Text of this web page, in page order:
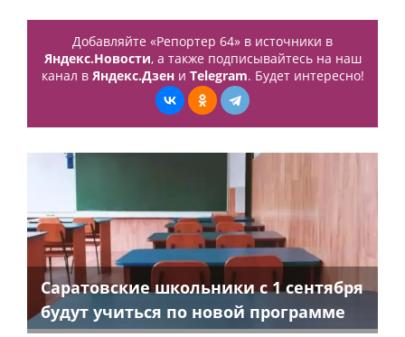
Добавляйте «Репортер 64» в источники в
Яндекс.Новости, а также подписывайтесь на наш
канал в Яндекс.Дзени Telegram. Будет интересно!
Саратовские школьники с 1 сентября
будут учиться по новой программе